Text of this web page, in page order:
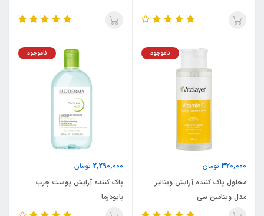
320,000 تومان
ناموجود
محلول پاک کننده آرایش ویتالیر
مدل ویتامین سی
2,290,000 تومان
ناموجود
پاک کننده آرایش پوست چرب
بایودرما